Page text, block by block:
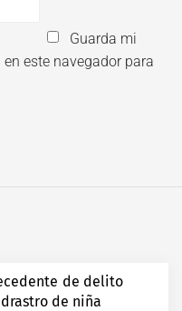
Guarda mi
este navegador para
de delito
de niña